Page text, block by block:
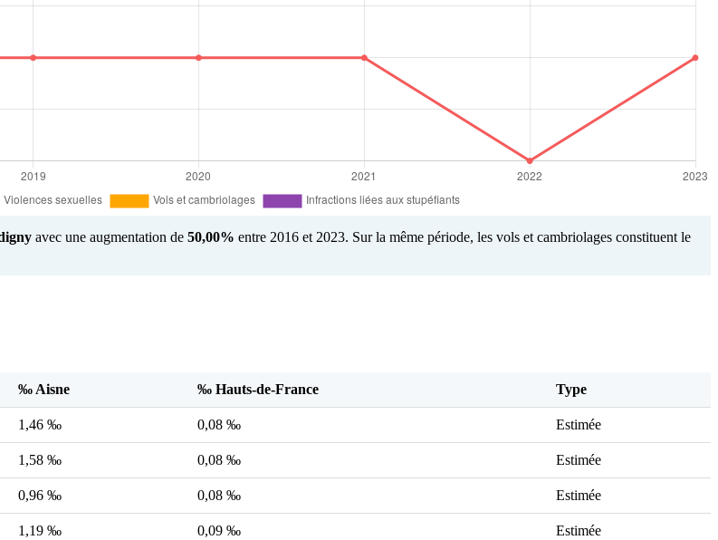
avec une augmentation de 50,00% entre 2016 et 2023. Sur la même période, les vols et cambriolages constituent le
‰ Aisne ‰ Hauts-de-France Type
1,46 ‰ 0,08 ‰ Estimée
1,58 ‰ 0,08 ‰ Estimée
0,96 ‰ 0,08 ‰ Estimée
1,19 ‰ 0,09 ‰ Estimée